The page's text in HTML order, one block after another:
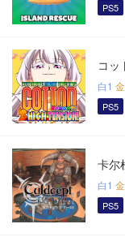
PS5
コッ
白1
PS5
卡尔
白1
PS5